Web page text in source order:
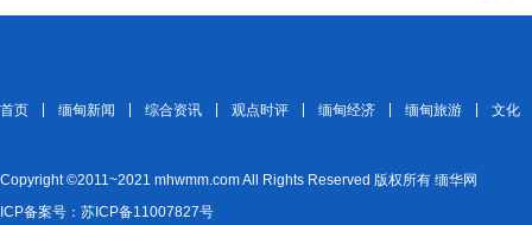
首页 缅甸新闻 综合资讯 观点时评 缅甸经济 缅甸旅游 文化
Copyright ©2011~2021 mhwmm.com All Rights Reserved 版权所有 缅华网
ICP备案号：苏ICP备11007827号